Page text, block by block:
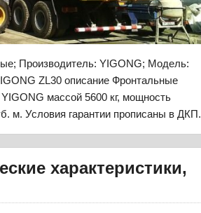
Производитель: YIGONG; Модель:
ZL30 описание Фронтальные
массой 5600 кг, мощность
м. Условия гарантии прописаны в ДКП.
характеристики,